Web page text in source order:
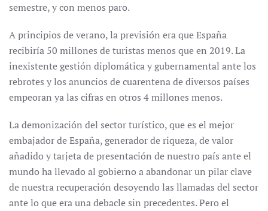
semestre, y con menos paro.
A principios de verano, la previsión era que España
recibiría 50 millones de turistas menos que en 2019. La
inexistente gestión diplomática y gubernamental ante los
rebrotes y los anuncios de cuarentena de diversos países
empeoran ya las cifras en otros 4 millones menos.
La demonización del sector turístico, que es el mejor
embajador de España, generador de riqueza, de valor
añadido y tarjeta de presentación de nuestro país ante el
mundo ha llevado al gobierno a abandonar un pilar clave
de nuestra recuperación desoyendo las llamadas del sector
ante lo que era una debacle sin precedentes. Pero el